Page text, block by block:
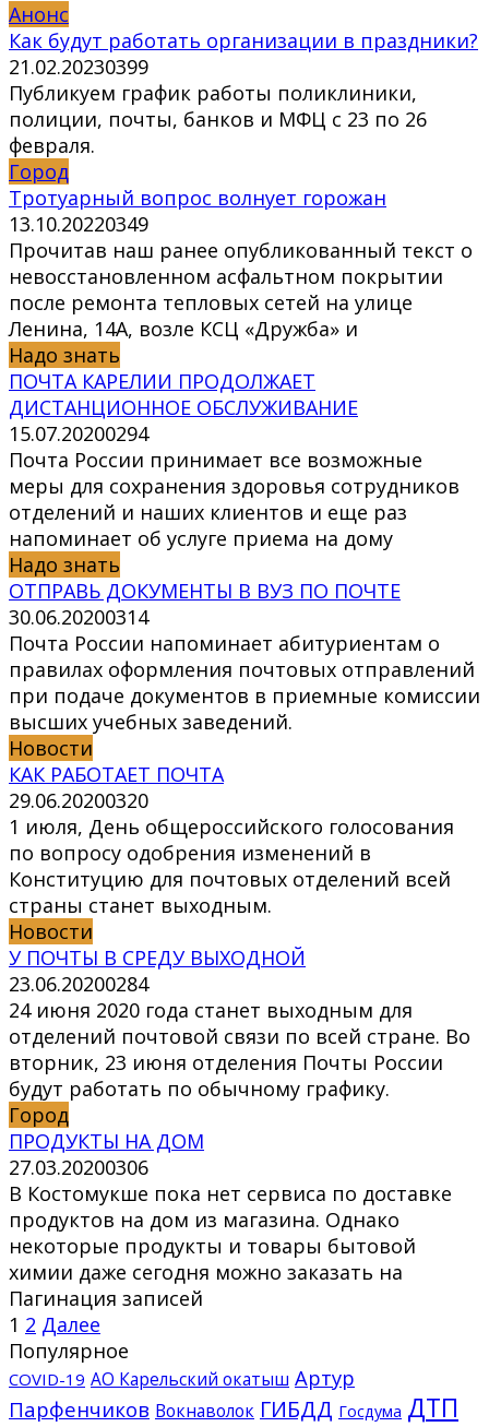
Анонс
Как будут работать организации в праздники?
21.02.20230399
Публикуем график работы поликлиники,
полиции, почты, банков и МФЦ с 23 по 26
февраля.
Город
Тротуарный вопрос волнует горожан
13.10.20220349
Прочитав наш ранее опубликованный текст о
невосстановленном асфальтном покрытии
после ремонта тепловых сетей на улице
Ленина, 14А, возле КСЦ «Дружба» и
Надо знать
ПОЧТА КАРЕЛИИ ПРОДОЛЖАЕТ
ДИСТАНЦИОННОЕ ОБСЛУЖИВАНИЕ
15.07.20200294
Почта России принимает все возможные
меры для сохранения здоровья сотрудников
отделений и наших клиентов и еще раз
напоминает об услуге приема на дому
Надо знать
ОТПРАВЬ ДОКУМЕНТЫ В ВУЗ ПО ПОЧТЕ
30.06.20200314
Почта России напоминает абитуриентам о
правилах оформления почтовых отправлений
при подаче документов в приемные комиссии
высших учебных заведений.
Новости
КАК РАБОТАЕТ ПОЧТА
29.06.20200320
1 июля, День общероссийского голосования
по вопросу одобрения изменений в
Конституцию для почтовых отделений всей
страны станет выходным.
Новости
У ПОЧТЫ В СРЕДУ ВЫХОДНОЙ
23.06.20200284
24 июня 2020 года станет выходным для
отделений почтовой связи по всей стране. Во
вторник, 23 июня отделения Почты России
будут работать по обычному графику.
Город
ПРОДУКТЫ НА ДОМ
27.03.20200306
В Костомукше пока нет сервиса по доставке
продуктов на дом из магазина. Однако
некоторые продукты и товары бытовой
химии даже сегодня можно заказать на
Пагинация записей
1 2 Далее
Популярное
COVID-19 АО Карельский окатыш Артур
Парфенчиков Вокнаволок ГИБДД Госдума ДТП